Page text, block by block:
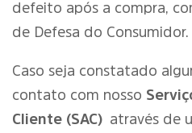
defeito após a compra,
de Defesa do Consumidor.
Caso seja constatado
contato com nosso
Cliente (SAC) através de